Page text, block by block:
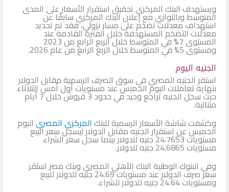
ويستهدف البنك المركزي تحقيق استقرار الأسعار على المدى
المتوسط وبالتوازي مع إعلان البنك المركزي سابقًا عن
استهداف معدلات تضخم على مسار نزولي، فقد تم تحديد
معدلات التضخم المستهدفة خلال الفترة القادمة عند
المستوى 7% في المتوسط خلال الربع الرابع من 2023
ومستوى 5% في المتوسط خلال الربع الرابع من عام 2026.
الجنيه اليوم
استقر الجنيه المصري في سوق الصرف الرسمية مقابل الدولار
بنهاية تعاملات اليوم الخميس عند مستويات أول أمس الثلاثاء
حيث سجل الجنيه تراجع وحيد في حدود 3 قروش خلال 7 أيام
متتالية.
وكشفت شاشة الأسعار الرسمية للبنك المركزي المصري اليوم
الخميس عن استقرار الجنيه مقابل الدولار ليسجل سعر البيع
مستويات 24.7653 جنيه للدولار بينما سجل سعر الشراء
مستويات 24.6865 جنيه للدولار.
وفي البنوك الوطنية البنك الأهلي المصري وبنك مصر استقر
سعر صرف الدولار عند مستويات 24.69 جنيه للدولار للبيع
ومستويات 24.64 جنيه للدولار للشراء.